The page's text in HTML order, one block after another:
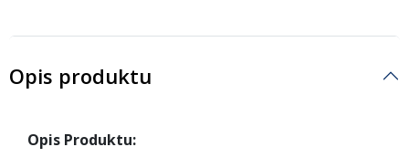
Opis produktu
Opis Produktu: